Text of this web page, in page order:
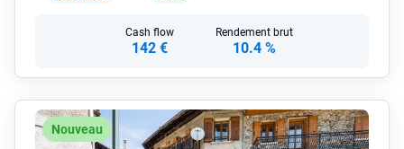
Cash flow
142 €
Rendement brut
10.4 %
Nouveau